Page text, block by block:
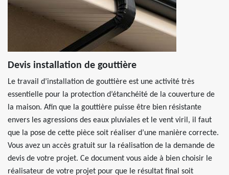
Devis installation de gouttière
Le travail d’installation de gouttière est une activité très
essentielle pour la protection d’étanchéité de la couverture de
la maison. Afin que la gouttière puisse être bien résistante
envers les agressions des eaux pluviales et le vent viril, il faut
que la pose de cette pièce soit réaliser d’une manière correcte.
Vous avez un accès gratuit sur la réalisation de la demande de
devis de votre projet. Ce document vous aide à bien choisir le
réalisateur de votre projet pour que le résultat final soit